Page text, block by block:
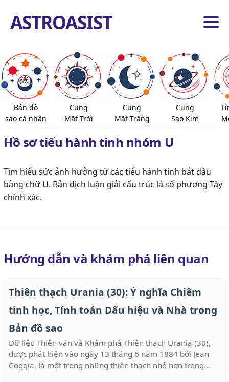
ASTROASIST
Bản đồ
sao cá nhân
Cung
Mặt Trời
Cung
Mặt Trăng
Cung
Sao Kim
Hồ sơ tiểu hành tinh nhóm U
Tìm hiểu sức ảnh hưởng từ các tiểu hành tinh bắt đầu
bằng chữ U. Bản dịch luận giải cấu trúc lá số phương Tây
chính xác.
Hướng dẫn và khám phá liên quan
Thiên thạch Urania (30): Ý nghĩa Chiêm
tinh học, Tính toán Dấu hiệu và Nhà trong
Bản đồ sao
Dữ liệu Thiên văn và Khám phá Thiên thạch Urania (30),
được phát hiện vào ngày 13 tháng 6 năm 1884 bởi Jean
Coggia, là một trong những thiên thạch nhỏ hơn trong...